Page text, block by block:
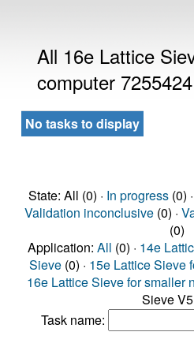
All 16e Lattice
computer 7255424
No tasks to display
State: All (0) · In progress(0) ·
Validation inconclusive(0) ·
(0)
Application: All (0) · 14e
Sieve (0) · 15e Lattice Sieve
16e Lattice Sieve for smaller
Sieve
Task name: